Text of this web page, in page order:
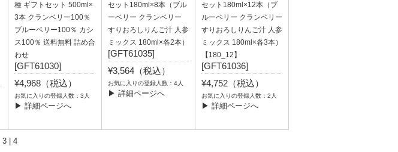
種 ギフトセット 500ml×
3本 クランベリー100％
ブルーベリー100％ カシ
ス100％ 送料無料 詰め合
わせ
[GFT61030]
¥4,968（税込）
お気に入りの登録人数：3人
▶ 詳細ページへ
セット180ml×8本（ブル
ーベリー クランベリー
すりおろしりんご汁 人参
ミックス 180ml×各2本）
[GFT61035]
¥3,564（税込）
お気に入りの登録人数：4人
▶ 詳細ページへ
セット180ml×12本（ブ
ルーベリー クランベリー
すりおろしりんご汁 人参
ミックス 180ml×各3本）
【180_12】
[GFT61036]
¥4,752（税込）
お気に入りの登録人数：2人
▶ 詳細ページへ
3 4